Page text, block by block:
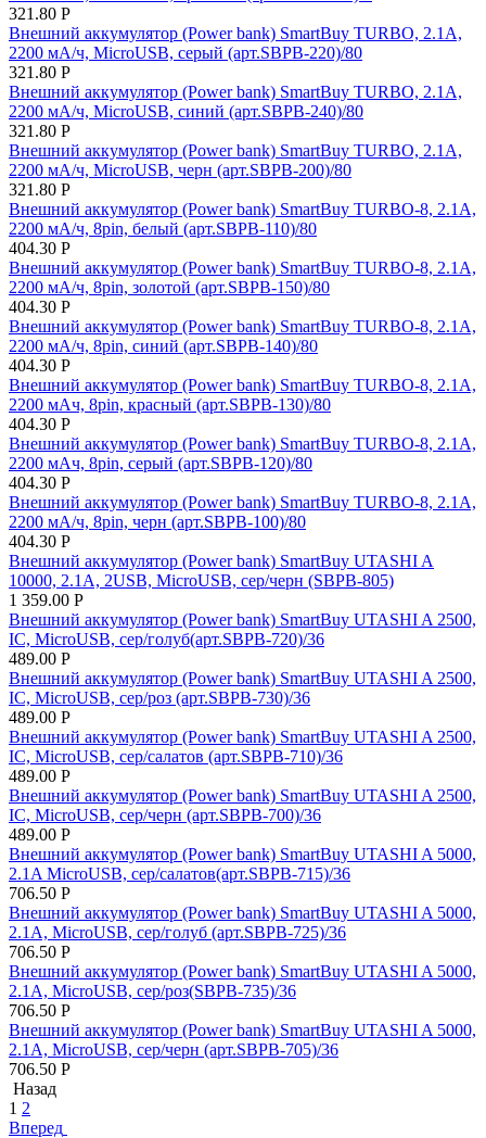
321.80 Р
Внешний аккумулятор (Power bank) SmartBuy TURBO, 2.1A,
2200 мА/ч, MicroUSB, серый (арт.SBPB-220)/80
321.80 Р
Внешний аккумулятор (Power bank) SmartBuy TURBO, 2.1A,
2200 мА/ч, MicroUSB, синий (арт.SBPB-240)/80
321.80 Р
Внешний аккумулятор (Power bank) SmartBuy TURBO, 2.1A,
2200 мА/ч, MicroUSB, черн (арт.SBPB-200)/80
321.80 Р
Внешний аккумулятор (Power bank) SmartBuy TURBO-8, 2.1A,
2200 мА/ч, 8pin, белый (арт.SBPB-110)/80
404.30 Р
Внешний аккумулятор (Power bank) SmartBuy TURBO-8, 2.1A,
2200 мА/ч, 8pin, золотой (арт.SBPB-150)/80
404.30 Р
Внешний аккумулятор (Power bank) SmartBuy TURBO-8, 2.1A,
2200 мА/ч, 8pin, синий (арт.SBPB-140)/80
404.30 Р
Внешний аккумулятор (Power bank) SmartBuy TURBO-8, 2.1A,
2200 мАч, 8pin, красный (арт.SBPB-130)/80
404.30 Р
Внешний аккумулятор (Power bank) SmartBuy TURBO-8, 2.1A,
2200 мАч, 8pin, серый (арт.SBPB-120)/80
404.30 Р
Внешний аккумулятор (Power bank) SmartBuy TURBO-8, 2.1А,
2200 мА/ч, 8pin, черн (арт.SBPB-100)/80
404.30 Р
Внешний аккумулятор (Power bank) SmartBuy UTASHI A
10000, 2.1A, 2USB, MicroUSB, сер/черн (SBPB-805)
1 359.00 Р
Внешний аккумулятор (Power bank) SmartBuy UTASHI A 2500,
IC, MicroUSB, сер/голуб(арт.SBPB-720)/36
489.00 Р
Внешний аккумулятор (Power bank) SmartBuy UTASHI A 2500,
IC, MicroUSB, сер/роз (арт.SBPB-730)/36
489.00 Р
Внешний аккумулятор (Power bank) SmartBuy UTASHI A 2500,
IC, MicroUSB, сер/салатов (арт.SBPB-710)/36
489.00 Р
Внешний аккумулятор (Power bank) SmartBuy UTASHI A 2500,
IC, MicroUSB, сер/черн (арт.SBPB-700)/36
489.00 Р
Внешний аккумулятор (Power bank) SmartBuy UTASHI A 5000,
2.1A MicroUSB, сер/салатов(арт.SBPB-715)/36
706.50 Р
Внешний аккумулятор (Power bank) SmartBuy UTASHI A 5000,
2.1A, MicroUSB, сер/голуб (арт.SBPB-725)/36
706.50 Р
Внешний аккумулятор (Power bank) SmartBuy UTASHI A 5000,
2.1A, MicroUSB, сер/роз(SBPB-735)/36
706.50 Р
Внешний аккумулятор (Power bank) SmartBuy UTASHI A 5000,
2.1A, MicroUSB, сер/черн (арт.SBPB-705)/36
706.50 Р
Назад
1 2
Вперед